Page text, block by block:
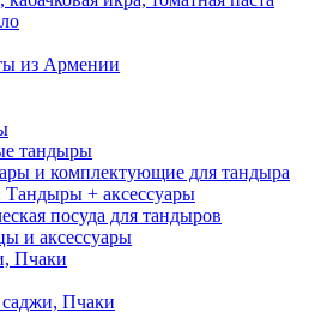
из Армении
тандыры
и комплектующие для тандыра
+ аксессуары
посуда для тандыров
и аксессуары
Пчаки
Пчаки